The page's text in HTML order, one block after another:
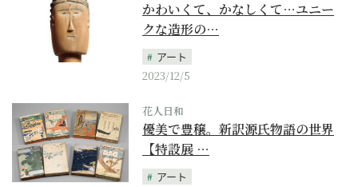
かわいくて、かなしくて…ユニー
クな造形の…
アート
2023/12/5
花人日和
優美で豊穣。新訳源氏物語の世界
【特設展 …
アート